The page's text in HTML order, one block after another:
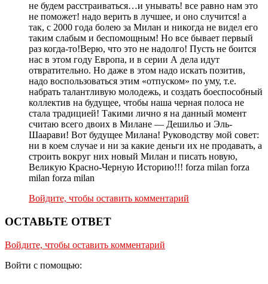
не будем расстраиваться…и унывать! все равно нам это
не поможет! надо верить в лучшее, и оно случится! а
так, с 2000 года болею за Милан и никогда не видел его
таким слабым и беспомощным! Но все бывает первый
раз когда-то!Верю, что это не надолго! Пусть не боится
нас в этом году Европа, и в серии А дела идут
отвратительно. Но даже в этом надо искать позитив,
надо воспользоваться этим «отпуском» по уму, т.е.
набрать талантливую молодежь, и создать боеспособный
коллектив на будущее, чтобы наша черная полоса не
стала традицией! Такими лично я на данный момент
считаю всего двоих в Милане — Дешильо и Эль-
Шаарави! Вот будущее Милана! Руководству мой совет:
ни в коем случае и ни за какие деньги их не продавать, а
строить вокруг них новый Милан и писать новую,
Великую Красно-Черную Историю!!! forza milan forza
milan forza milan
Войдите, чтобы оставить комментарий
ОСТАВЬТЕ ОТВЕТ
Войдите, чтобы оставить комментарий
Войти с помощью: